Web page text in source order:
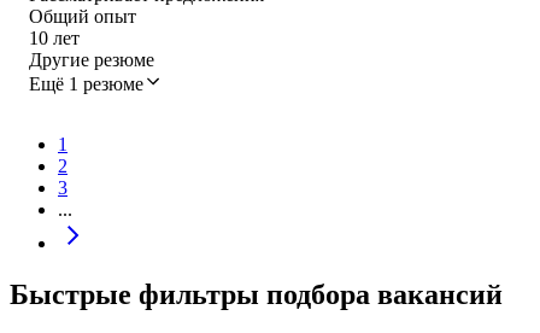
Общий опыт
10 лет
Другие резюме
Ещё 1 резюме
1
2
3
...
Быстрые фильтры подбора вакансий